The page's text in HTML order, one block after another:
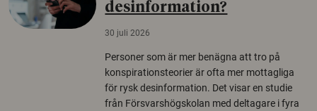
desinformation?
30 juli 2026
Personer som är mer benägna att tro på
konspirationsteorier är ofta mer mottagliga
för rysk desinformation. Det visar en studie
från Försvarshögskolan med deltagare i fyra